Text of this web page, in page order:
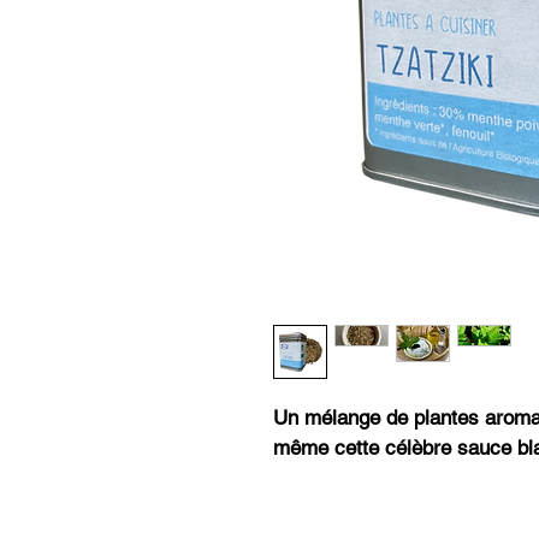
Un mélange de plantes
même cette célèbre sauce